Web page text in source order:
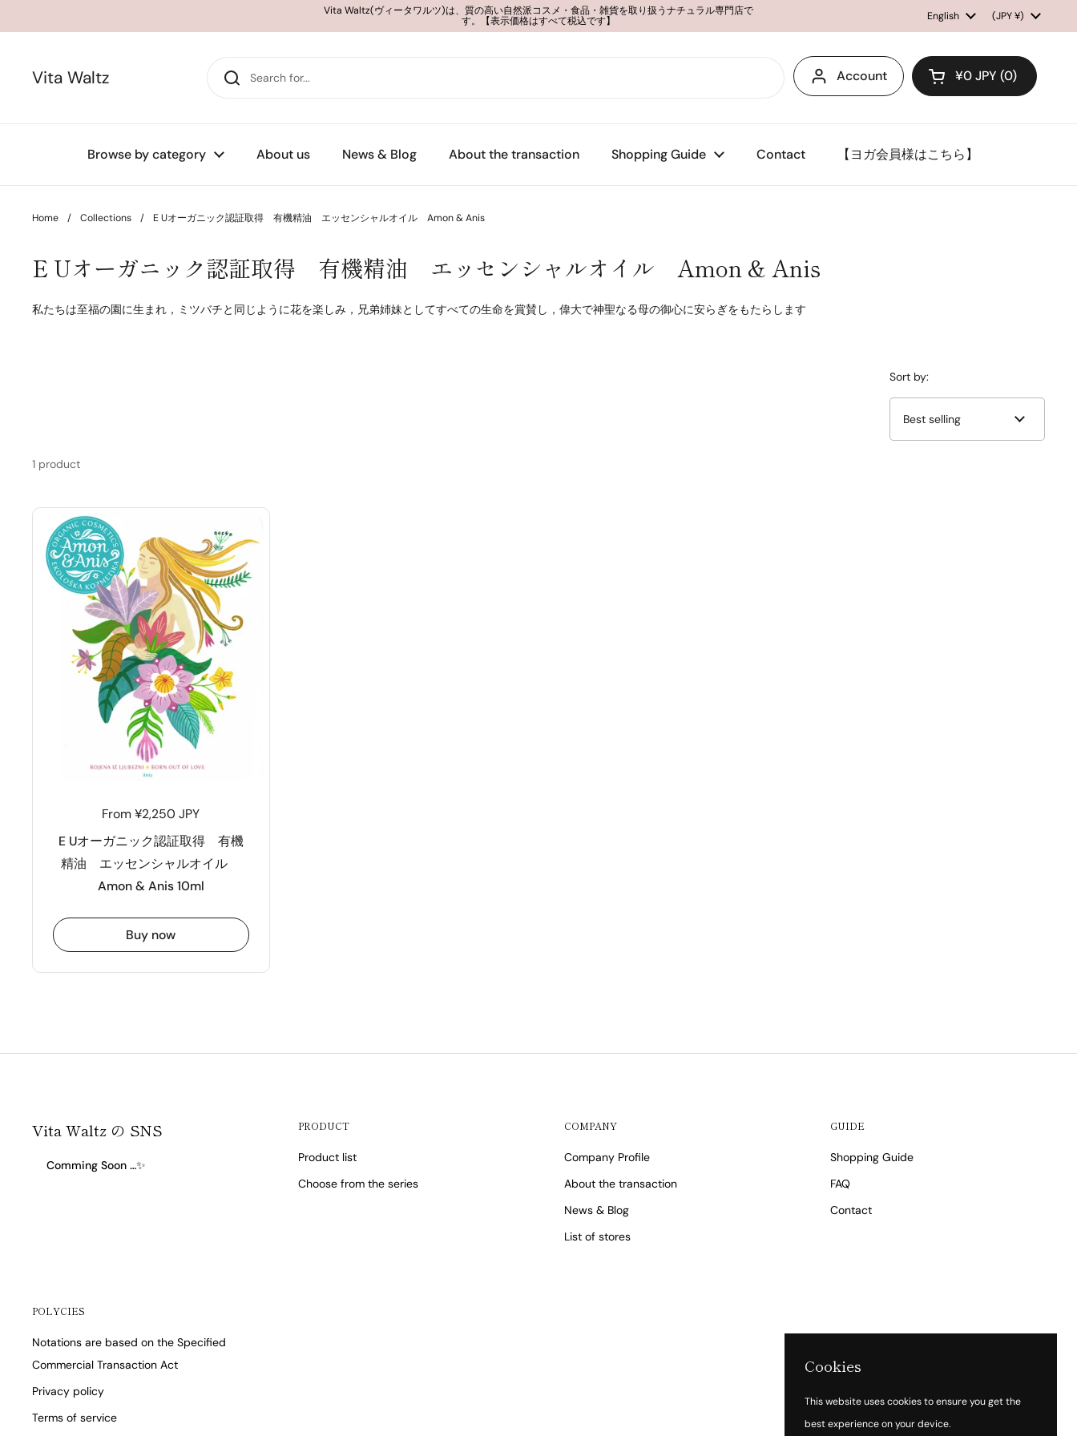
Vita Waltz(ヴィータワルツ)は、質の高い自然派コスメ・食品・雑貨を取り扱うナチュラル専門店で
す。【表示価格はすべて税込です】
Language
English Country/region
(JPY ¥)
Vita Waltz Account Open cart
¥0 JPY 0
Browse by category About us News & Blog About the transaction Shopping Guide Contact 【ヨガ会員様はこちら】
Home / Collections / E Uオーガニック認証取得 有機精油 エッセンシャルオイル Amon & Anis
E Uオーガニック認証取得 有機精油 エッセンシャルオイル Amon & Anis
私たちは至福の園に生まれ，ミツバチと同じように花を楽しみ，兄弟姉妹としてすべての生命を賞賛し，偉大で神聖なる母の御心に安らぎをもたらします
Sort by:
1 product
From ¥2,250 JPY
E Uオーガニック認証取得 有機
精油 エッセンシャルオイル
Amon & Anis 10ml
Buy now
Vita Waltz の SNS
Comming Soon …✨
PRODUCT
Product list
Choose from the series
COMPANY
Company Profile
About the transaction
News & Blog
List of stores
GUIDE
Shopping Guide
FAQ
Contact
POLYCIES
Notations are based on the Specified
Commercial Transaction Act
Privacy policy
Terms of service
Cookies
This website uses cookies to ensure you get the
best experience on your device.